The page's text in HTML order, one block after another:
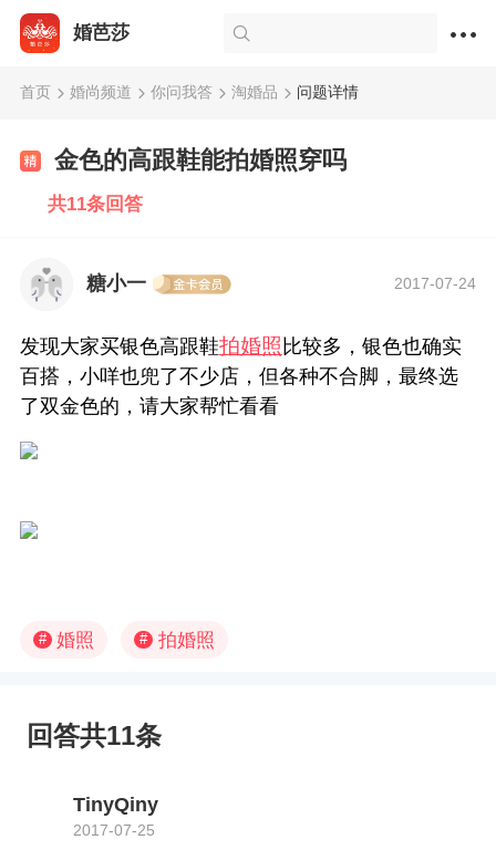
婚芭莎
首页 婚尚频道 你问我答 淘婚品 问题详情
金色的高跟鞋能拍婚照穿吗
共11条回答
糖小一 2017-07-24
发现大家买银色高跟鞋拍婚照 比较多，银色也确实
百搭，小咩也兜了不少店，但各种不合脚，最终选
了双金色的，请大家帮忙看看
# 婚照 # 拍婚照
回答共11条
TinyQiny
2017-07-25